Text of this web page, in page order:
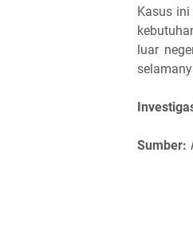
Kasus
luar
Sumber: